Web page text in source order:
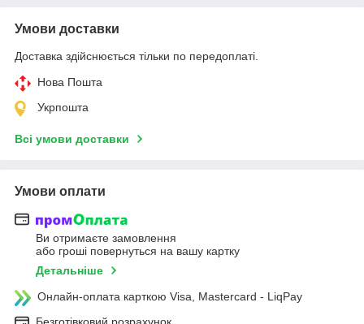
Умови доставки
Доставка здійснюється тільки по передоплаті.
Нова Пошта
Укрпошта
Всі умови доставки
Умови оплати
Ви отримаєте замовлення
або гроші повернуться на вашу картку
Детальніше
Онлайн-оплата карткою Visa, Mastercard - LiqPay